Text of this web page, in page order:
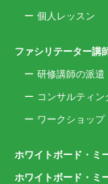
個人レッスン
ファシリテーター講
研修講師の派遣
コンサルティン
ワークショッ
ホワイトボード・ミ
ホワイトボード・ミ